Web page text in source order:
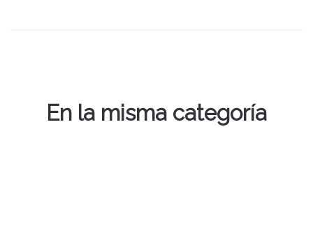
En la misma categoría